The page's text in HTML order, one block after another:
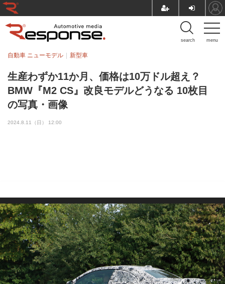
menu
search
生産わずか11か月、価格は10万ドル超え？
BMW『M2 CS』改良モデルどうなる 10枚目
の写真・画像
自動車 ニューモデル 新型車
2024.8.11（日） 12:00